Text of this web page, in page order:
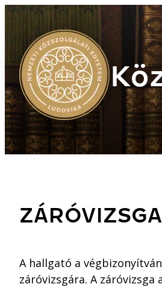
ZÁRÓVIZSGA
A hallgató a
záróvizsgára. A